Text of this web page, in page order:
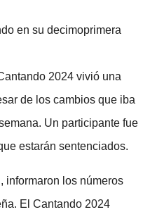
en su decimoprimera
2024 vivió una
de los cambios que iba
Un participante fue
estarán sentenciados.
informaron los números
El Cantando 2024